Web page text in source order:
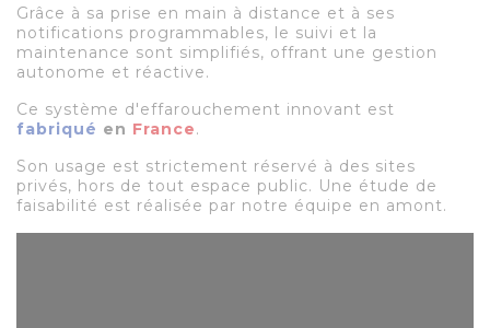
Grâce à sa prise en main à distance et à ses
notifications programmables, le suivi et la
maintenance sont simplifiés, offrant une gestion
autonome et réactive.
Ce système d'effarouchement innovant est
fabriqué en France.
Son usage est strictement réservé à des sites
privés, hors de tout espace public. Une étude de
faisabilité est réalisée par notre équipe en amont.